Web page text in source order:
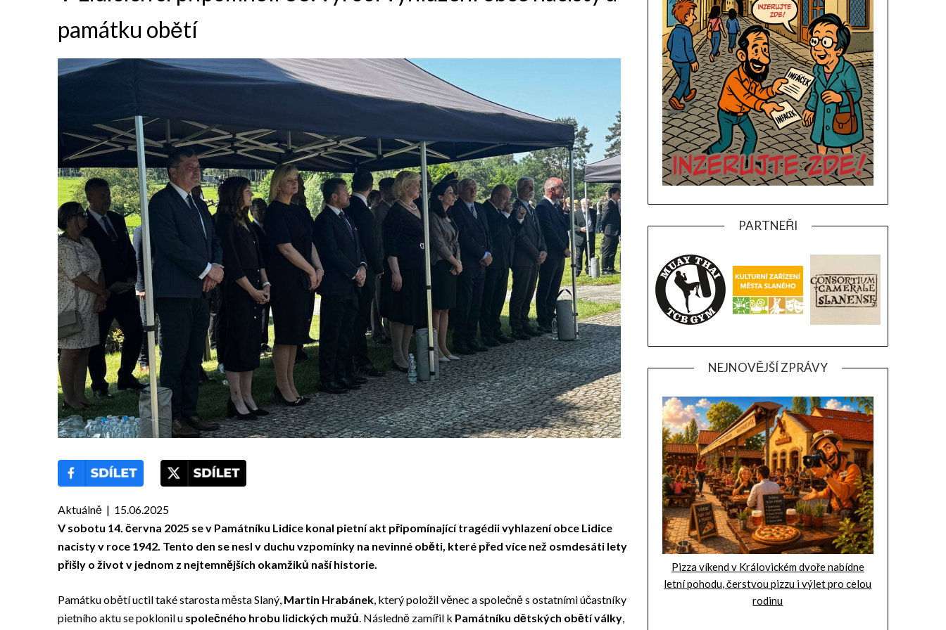
památku obětí
Aktuálně | 15.06.2025
V sobotu 14. června 2025 se v Památníku Lidice konal pietní akt připomínající tragédii vyhlazení obce Lidice
nacisty v roce 1942. Tento den se nesl v duchu vzpomínky na nevinné oběti, které před více než osmdesáti lety
přišly o život v jednom z nejtemnějších okamžiků naší historie.
Památku obětí uctil také starosta města Slaný, Martin Hrabánek, který položil věnec a společně s ostatními účastníky
pietního aktu se poklonil u společného hrobu lidických mužů. Následně zamířil k Památníku dětských obětí války,
PARTNEŘI
NEJNOVĚJŠÍ ZPRÁVY
Pizza víkend v Královickém dvoře nabídne
letní pohodu, čerstvou pizzu i výlet pro celou
rodinu